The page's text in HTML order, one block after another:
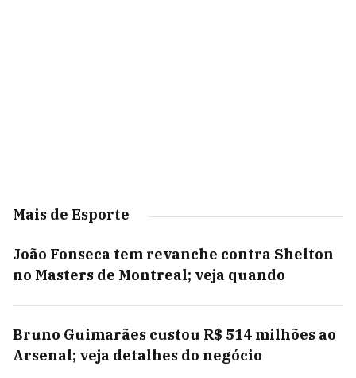
Mais de Esporte
João Fonseca tem revanche contra Shelton
no Masters de Montreal; veja quando
Bruno Guimarães custou R$ 514 milhões ao
Arsenal; veja detalhes do negócio